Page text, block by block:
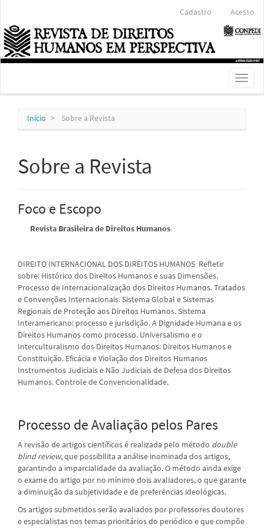
Conteúdo
principal
Barra
Lateral
Cadastro Acesso
Toggle
Início Sobre a Revista
Sobre a Revista
Foco e Escopo
Revista Brasileira de Direitos Humanos
DIREITO INTERNACIONAL DOS DIREITOS HUMANOS ­ Refletir
sobre: Histórico dos Direitos Humanos e suas Dimensões.
Processo de Internacionalização dos Direitos Humanos. Tratados
e Convenções Internacionais. Sistema Global e Sistemas
Regionais de Proteção aos Direitos Humanos. Sistema
Interamericano: processo e jurisdição. A Dignidade Humana e os
Direitos Humanos como processo. Universalismo e o
Interculturalismo dos Direitos Humanos. Direitos Humanos e
Constituição. Eficácia e Violação dos Direitos Humanos
Instrumentos Judiciais e Não Judiciais de Defesa dos Direitos
Humanos. Controle de Convencionalidade.
Processo de Avaliação pelos Pares
A revisão de artigos científicos é realizada pelo método double
blind review, que possibilita a análise inominada dos artigos,
garantindo a imparcialidade da avaliação. O método ainda exige
o exame do artigo por no mínimo dois avaliadores, o que garante
a diminuição da subjetividade e de preferências ideológicas.
Os artigos submetidos serão avaliados por professores doutores
e especialistas nos temas prioritários do periódico e que compõe